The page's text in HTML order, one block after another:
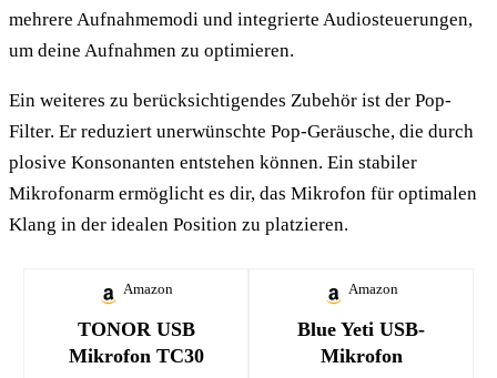
mehrere Aufnahmemodi und integrierte Audiosteuerungen,
um deine Aufnahmen zu optimieren.
Ein weiteres zu berücksichtigendes Zubehör ist der Pop-
Filter. Er reduziert unerwünschte Pop-Geräusche, die durch
plosive Konsonanten entstehen können. Ein stabiler
Mikrofonarm ermöglicht es dir, das Mikrofon für optimalen
Klang in der idealen Position zu platzieren.
Amazon
TONOR USB
Mikrofon TC30
Amazon
Blue Yeti USB-
Mikrofon